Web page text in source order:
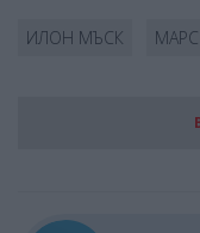
ИЛОН МЪСК МАРС